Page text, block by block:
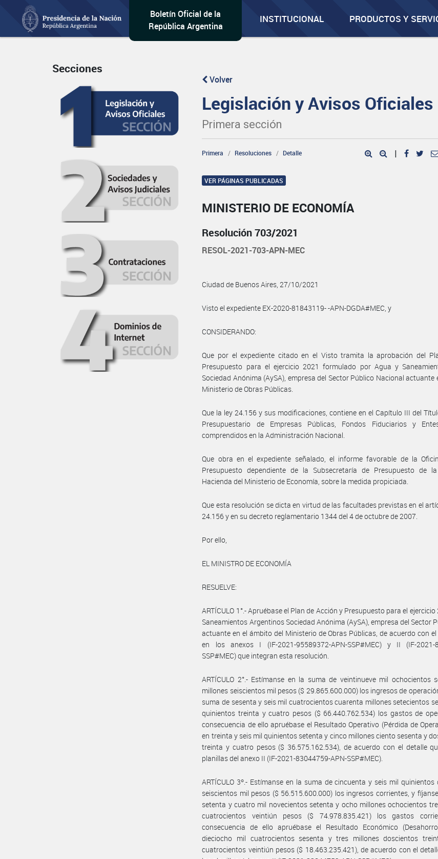
Boletín Oficial de la
República Argentina
INSTITUCIONAL PRODUCTOS Y
Secciones
Volver
Legislación y Avisos Oficiales
Primera sección
Primera Resoluciones Detalle |
VER PÁGINAS PUBLICADAS
MINISTERIO DE ECONOMÍA
Resolución 703/2021
RESOL-2021-703-APN-MEC
Ciudad de Buenos Aires, 27/10/2021
Visto el expediente EX-2020-81843119- -APN-DGDA#MEC, y
CONSIDERANDO:
Que por el expediente citado en el Visto tramita la aprobación del
Presupuesto para el ejercicio 2021 formulado por Agua y
Sociedad Anónima (AySA), empresa del Sector Público Nacional actuante
Ministerio de Obras Públicas.
Que la ley 24.156 y sus modificaciones, contiene en el Capítulo III del
Presupuestario de Empresas Públicas, Fondos Fiduciarios y
comprendidos en la Administración Nacional.
Que obra en el expediente señalado, el informe favorable de la
Presupuesto dependiente de la Subsecretaría de Presupuesto de
Hacienda del Ministerio de Economía, sobre la medida propiciada.
Que esta resolución se dicta en virtud de las facultades previstas en el
24.156 y en su decreto reglamentario 1344 del 4 de octubre de 2007.
Por ello,
EL MINISTRO DE ECONOMÍA
RESUELVE:
ARTÍCULO 1°.- Apruébase el Plan de Acción y Presupuesto para el
Saneamientos Argentinos Sociedad Anónima (AySA), empresa del Sector
actuante en el ámbito del Ministerio de Obras Públicas, de acuerdo con
en los anexos I (IF-2021-95589372-APN-SSP#MEC) y II (IF-2021-
SSP#MEC) que integran esta resolución.
ARTÍCULO 2°.- Estímanse en la suma de veintinueve mil ochocientos
millones seiscientos mil pesos ($ 29.865.600.000) los ingresos de
suma de sesenta y seis mil cuatrocientos cuarenta millones setecientos
quinientos treinta y cuatro pesos ($ 66.440.762.534) los gastos de
consecuencia de ello apruébase el Resultado Operativo (Pérdida de
en treinta y seis mil quinientos setenta y cinco millones ciento sesenta y
treinta y cuatro pesos ($ 36.575.162.534), de acuerdo con el detalle
planillas del anexo II (IF-2021-83044759-APN-SSP#MEC).
ARTÍCULO 3º.- Estímanse en la suma de cincuenta y seis mil quinientos
seiscientos mil pesos ($ 56.515.600.000) los ingresos corrientes, y
setenta y cuatro mil novecientos setenta y ocho millones ochocientos
cuatrocientos veintiún pesos ($ 74.978.835.421) los gastos
consecuencia de ello apruébase el Resultado Económico
dieciocho mil cuatrocientos sesenta y tres millones doscientos
cuatrocientos veintiún pesos ($ 18.463.235.421), de acuerdo con el